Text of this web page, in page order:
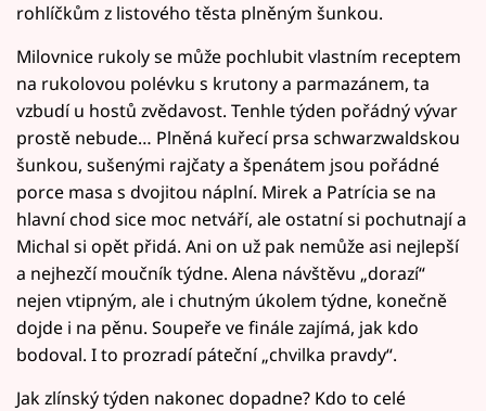
rohlíčkům z listového těsta plněným šunkou.
Milovnice rukoly se může pochlubit vlastním receptem
na rukolovou polévku s krutony a parmazánem, ta
vzbudí u hostů zvědavost. Tenhle týden pořádný vývar
prostě nebude… Plněná kuřecí prsa schwarzwaldskou
šunkou, sušenými rajčaty a špenátem jsou pořádné
porce masa s dvojitou náplní. Mirek a Patrícia se na
hlavní chod sice moc netváří, ale ostatní si pochutnají a
Michal si opět přidá. Ani on už pak nemůže asi nejlepší
a nejhezčí moučník týdne. Alena návštěvu „dorazí“
nejen vtipným, ale i chutným úkolem týdne, konečně
dojde i na pěnu. Soupeře ve finále zajímá, jak kdo
bodoval. I to prozradí páteční „chvilka pravdy“.
Jak zlínský týden nakonec dopadne? Kdo to celé